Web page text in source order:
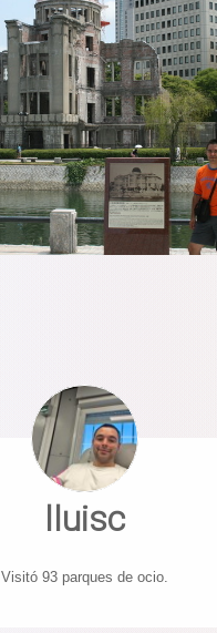
lluisc
Visitó 93 parques de ocio.